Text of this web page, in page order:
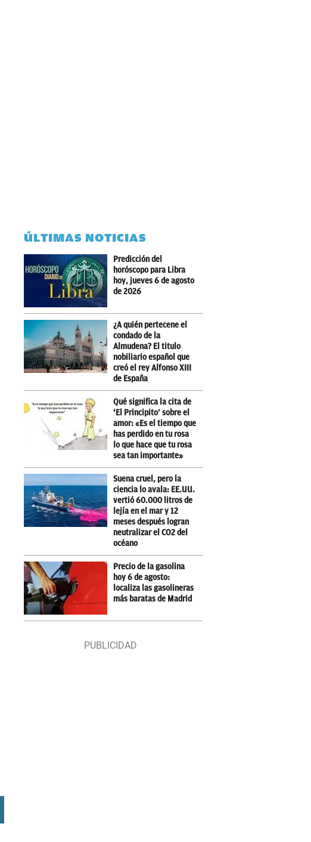
ÚLTIMAS NOTICIAS
Predicción del
horóscopo para Libra
hoy, jueves 6 de agosto
de 2026
¿A quién pertecene el
condado de la
Almudena? El titulo
nobiliario español que
creó el rey Alfonso XIII
de España
Qué significa la cita de
‘El Principito’ sobre el
amor: «Es el tiempo que
has perdido en tu rosa
lo que hace que tu rosa
sea tan importante»
Suena cruel, pero la
ciencia lo avala: EE.UU.
vertió 60.000 litros de
lejía en el mar y 12
meses después logran
neutralizar el CO2 del
océano
Precio de la gasolina
hoy 6 de agosto:
localiza las gasolineras
más baratas de Madrid